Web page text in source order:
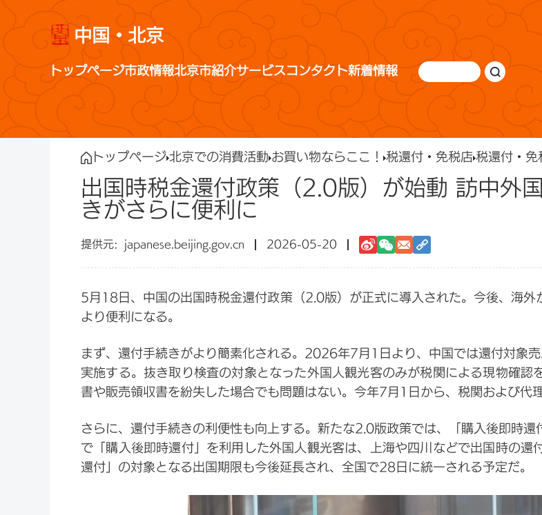
中国・北京
トップページ市政情報北京市紹介サービスコンタクト新着情報
トップページ北京での消費活動 お買い物ならここ！ 税還付・免税店 税還付・
出国時税金還付政策（2.0版）が始動 訪中外
きがさらに便利に
japanese.beijing.gov.cn 2026-05-20
5月18日、中国の出国時税金還付政策（2.0版）が正式に導入された。今後、海
より便利になる。
まず、還付手続きがより簡素化される。2026年7月1日より、中国では還付対象
実施する。抜き取り検査の対象となった外国人観光客のみが税関による現物確
書や販売領収書を紛失した場合でも問題はない。今年7月1日から、税関および代
さらに、還付手続きの利便性も向上する。新たな2.0版政策では、「購入後即時
で「購入後即時還付」を利用した外国人観光客は、上海や四川などで出国時の
還付」の対象となる出国期限も今後延長され、全国で28日に統一される予定だ。